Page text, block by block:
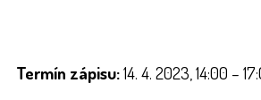
Termín zápisu:14. 4. 2023, 14:00 –